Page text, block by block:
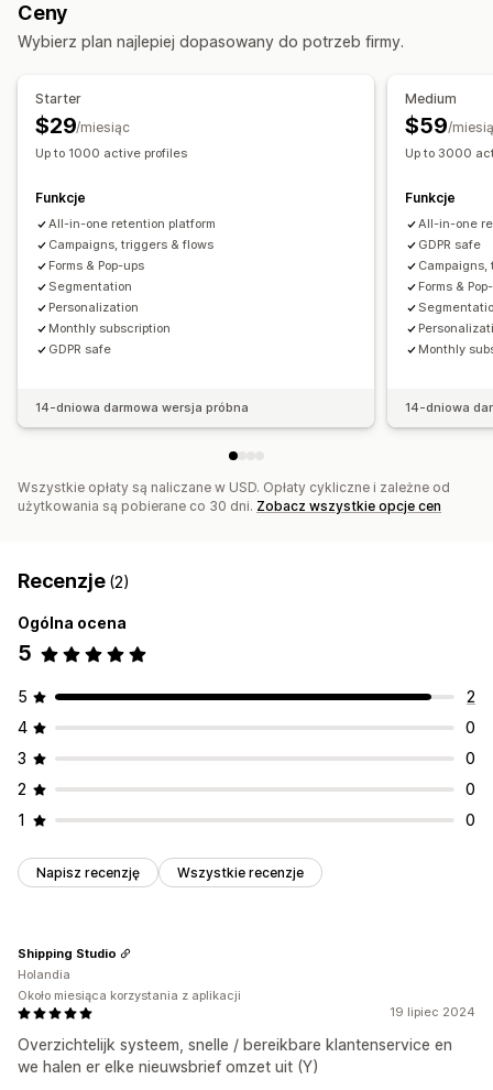
E-maile zachęcające do kupienia produktu dodatkowego
E-maile o stanie koszyka E-maile o realizacji zakupu
Przeglądaj porzucenie koszyka
E-maile po wykonaniu danej czynności
E-maile o odzyskaniu klienta
Rekomendacje produktów
Kampanie kropelkowe
Ankiety
Kampanie niestandardowe
Zarządzanie kampaniami
Edytor Wzorce
Generowanie treści przy pomocy AI
Tłumaczenie
Kod niestandardowy
Czcionka niestandardowa
Listy zarejestrowanych adresów e-mail
Wyzwalacze i reguły Automatyzacje Targetowanie
Segmentacja
Raportowanie Informacje i wskazówki Analizy Testy A/B
API i elementy webhook
Nagrody, które można zaoferować
Ceny
Wybierz plan najlepiej dopasowany do potrzeb firmy.
Starter
$29/miesiąc
Up to 1000 active profiles
Funkcje
All-in-one retention platform
Campaigns, triggers & flows
Forms & Pop-ups
Segmentation
Personalization
Monthly subscription
GDPR safe
14-dniowa darmowa wersja próbna
Medium
$59/
Up to 3000
Funkcje
All-in-one
GDPR safe
Forms &
Monthly
14-dniowa
Wszystkie opłaty są naliczane w USD. Opłaty cykliczne i zależne od
użytkowania są pobierane co 30 dni. Zobacz wszystkie opcje cen
Recenzje (2)
Ogólna ocena
5
5
2
4
0
3
0
2
0
1
0
Napisz recenzję Wszystkie recenzje
19 lipiec 2024
Overzichtelijk systeem, snelle / bereikbare klantenservice en
we halen er elke nieuwsbrief omzet uit (Y)
Shipping Studio
Holandia
Około miesiąca korzystania z aplikacji